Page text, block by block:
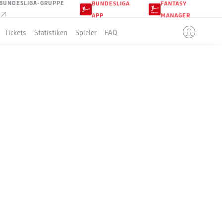
GRUPPE
BUNDESLIGA
APP
FANTASY
MANAGER
Tickets Statistiken Spieler FAQ